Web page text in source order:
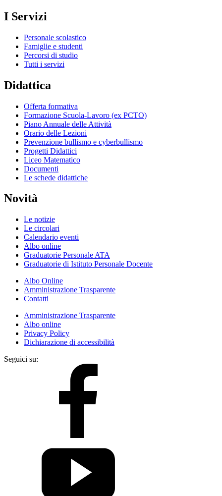
I Servizi
Personale scolastico
Famiglie e studenti
Percorsi di studio
Tutti i servizi
Didattica
Offerta formativa
Formazione Scuola-Lavoro (ex PCTO)
Piano Annuale delle Attività
Orario delle Lezioni
Prevenzione bullismo e cyberbullismo
Progetti Didattici
Liceo Matematico
Documenti
Le schede didattiche
Novità
Le notizie
Le circolari
Calendario eventi
Albo online
Graduatorie Personale ATA
Graduatorie di Istituto Personale Docente
Albo Online
Amministrazione Trasparente
Contatti
Amministrazione Trasparente
Albo online
Privacy Policy
Dichiarazione di accessibilità
Seguici su: